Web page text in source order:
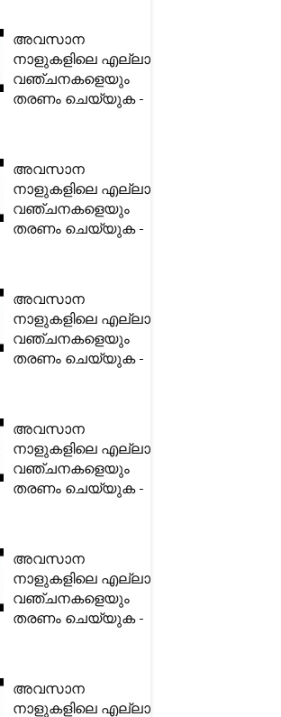
അവസാന
നാളുകളിലെ എല്ലാ
വഞ്ചനകളെയും
തരണം ചെയ്യുക -
അവസാന
നാളുകളിലെ എല്ലാ
വഞ്ചനകളെയും
തരണം ചെയ്യുക -
അവസാന
നാളുകളിലെ എല്ലാ
വഞ്ചനകളെയും
തരണം ചെയ്യുക -
അവസാന
നാളുകളിലെ എല്ലാ
വഞ്ചനകളെയും
തരണം ചെയ്യുക -
അവസാന
നാളുകളിലെ എല്ലാ
വഞ്ചനകളെയും
തരണം ചെയ്യുക -
അവസാന
നാളുകളിലെ എല്ലാ